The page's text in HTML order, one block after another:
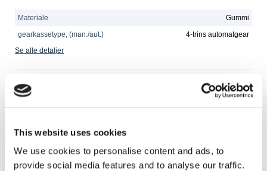
This website uses cookies
We use cookies to personalise content and ads, to
provide social media features and to analyse our traffic.
Materiale
Gummi
gearkassetype, (man./aut.)
4-trins automatgear
Se alle detaljer
Pakning, bundkar, automatisk
Ref. Nr. :01V321371
Brand:JP
Sendes som pakke